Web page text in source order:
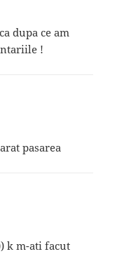
dupa ce am
!
pasarea
k m-ati facut